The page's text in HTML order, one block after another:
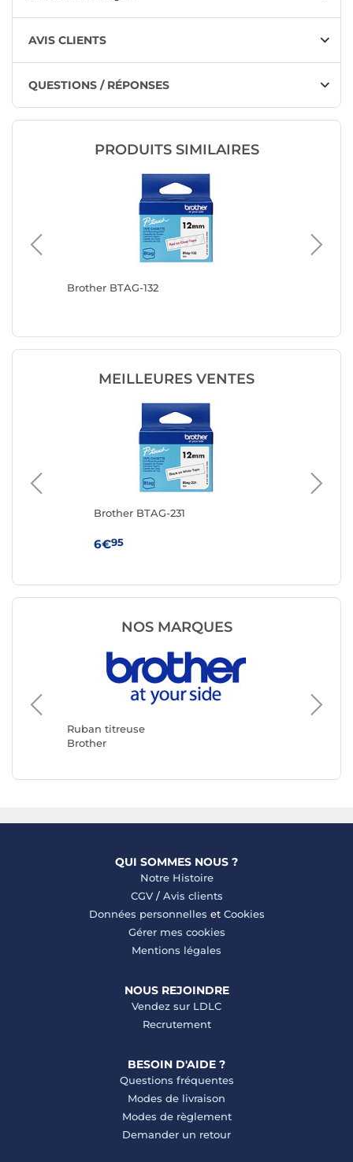
AVIS CLIENTS
QUESTIONS / RÉPONSES
PRODUITS SIMILAIRES
Brother BTAG-132
MEILLEURES VENTES
Brother BTAG-231
6€95
NOS MARQUES
Ruban titreuse
Brother
Ruban
DYMO
QUI SOMMES NOUS ?
Notre Histoire
CGV/ Avis clients
Données personnelles et Cookies
Gérer mes cookies
Mentions légales
NOUS REJOINDRE
Vendez sur LDLC
Recrutement
BESOIN D'AIDE ?
Questions fréquentes
Modes de livraison
Modes de règlement
Demander un retour